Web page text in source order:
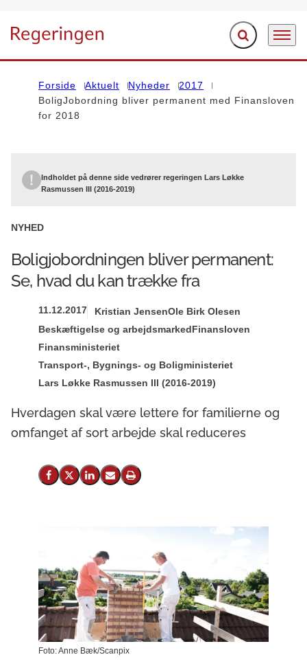
Gå til forsiden Fold søgefelt ud
Menu
Forside Aktuelt Nyheder
2017
BoligJobordning bliver permanent med Finansloven
for 2018
Indholdet på denne side vedrører regeringen Lars Løkke
Rasmussen III (2016-2019)
NYHED
Boligjobordningen bliver permanent:
Se, hvad du kan trække fra
11.12.2017 Kristian JensenOle Birk Olesen
Beskæftigelse og arbejdsmarkedFinansloven
Finansministeriet
Transport-, Bygnings- og Boligministeriet
Lars Løkke Rasmussen III (2016-2019)
Hverdagen skal være lettere for familierne og
omfanget af sort arbejde skal reduceres
Del på Facebook
Del på X (Twitter)
Del på LinkedIn
Send email
Print
Foto: Anne Bæk/Scanpix